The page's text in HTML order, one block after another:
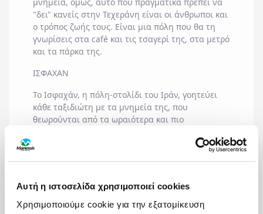
Αυτή η ιστοσελίδα χρησιμοποιεί cookies
Χρησιμοποιούμε cookie για την εξατομίκευση
"δει" κανείς στην Τεχεράνη είναι οι άνθρωποι και
ο τρόπος ζωής τους. Είναι μια πόλη που θα τη
γνωρίσεις στα café και τις τσαγερί της, στα μετρό
και τα πάρκα της.
ΙΣΦΑΧΑΝ
Το Ισφαχάν, η πόλη-στολίδι του Ιράν, γοητεύει
κάθε ταξιδιώτη με τα μνημεία της, που
θεωρούνται από τα ωραιότερα και πιο
λέξη Ισφαχάν είναι παρθική και σημαίνει
στρατόπεδο. Οι Ιρανοί ονομάζουν την πόλη αυτή
ήμισυ του κόσμου", εννοώντας ότι αν κάποιος δει
το Ισφαχάν είναι σαν να έχει δει τον μισό κόσμο.
Βρίσκεται στο κεντρικό Ιράν, 350 χιλιόμετρα